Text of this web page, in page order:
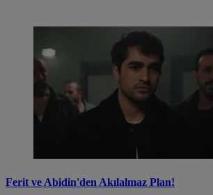
Ferit ve Abidin'den Akılalmaz Plan!